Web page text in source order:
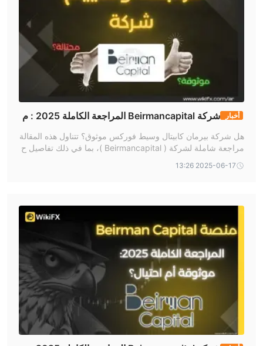
أخبار
شركة Beirmancapital المراجعة الكاملة 2025 : م
وثوقة أم احتيال ؟
هل شركة بيرمان كابيتال وسيط فوركس موثوق؟ تتناول هذه المقالة
مراجعة شاملة لشركة ( Beirmancapital )، بما في ذلك تفاصيل ح
2025-06-17 13:26